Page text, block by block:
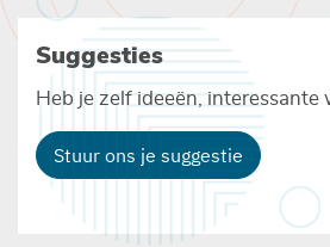
Suggesties
Heb je zelf ideeën, interessante
Stuur ons je suggestie